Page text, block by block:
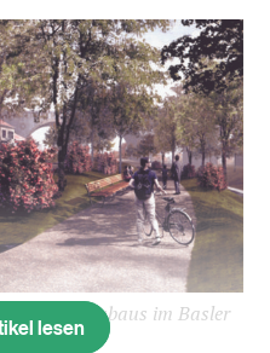
Kuppel-Neubaus im Basler
lesen